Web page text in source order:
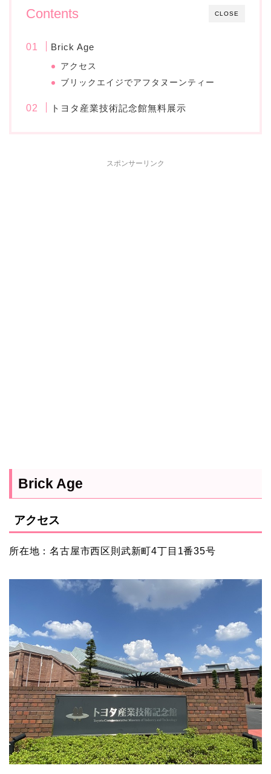
CLOSE
Contents
Brick Age
アクセス
ブリックエイジでアフタヌーンティー
トヨタ産業技術記念館無料展示
スポンサーリンク
Brick Age
アクセス
所在地：名古屋市西区則武新町4丁目1番35号